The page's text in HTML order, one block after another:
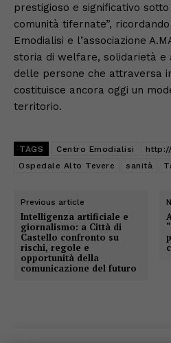
prestigioso e significativo
comunità tifernate”,
Emodialisi e l’associazione
storia di welfare, solidarietà e
delle persone che attraversa
costituisce ancora oggi un
territorio.
TAGS Centro Emodialisi
http://
Ospedale Alto Tevere
sanità
Previous article
Intelligenza artificiale e
giornalismo: a Città di
Castello confronto su
rischi, regole e
opportunità della
comunicazione del futuro